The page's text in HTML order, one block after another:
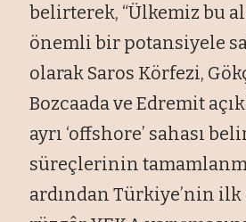
belirterek, “Ülkemiz bu
önemli bir potansiyele
olarak Saros Körfezi,
Bozcaada ve Edremit
ayrı ‘offshore’ sahası
süreçlerinin
ardından Türkiye’nin